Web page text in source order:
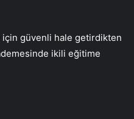
için güvenli hale getirdikten
ikili eğitime